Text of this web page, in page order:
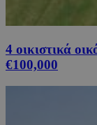
4 οικιστικά
€100,000